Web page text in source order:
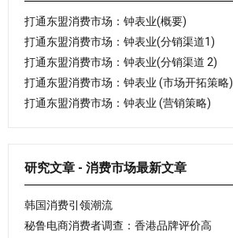
打通东盟消费市场：钟表业(概要)
打通东盟消费市场：钟表业(分销渠道1)
打通东盟消费市场：钟表业(分销渠道 2)
打通东盟消费市场：钟表业 (市场开拓策略)
打通东盟消费市场：钟表业 (营销策略)
研究文章 - 消费市场最新文章
韩国消费引领潮流
秘鲁电商消费者调查：香港品牌评价高